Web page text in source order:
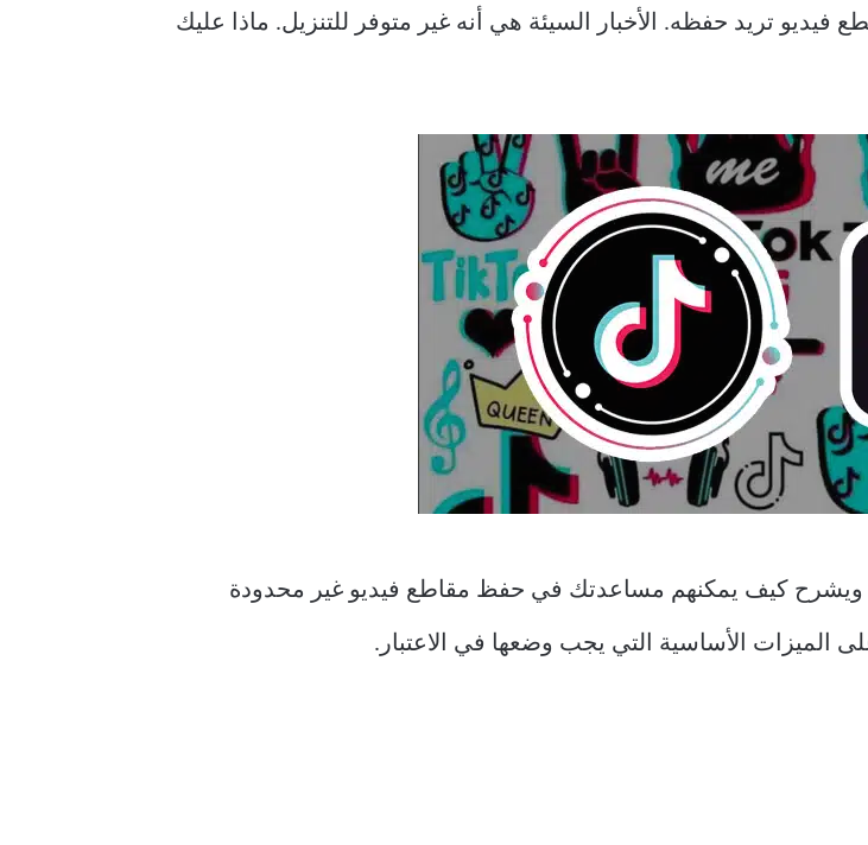
فيديو تريد حفظه. الأخبار السيئة هي أنه غير متوفر للتنزيل. ماذا عليك
ويشرح كيف يمكنهم مساعدتك في حفظ مقاطع فيديو غير محدودة
الميزات الأساسية التي يجب وضعها في الاعتبار.